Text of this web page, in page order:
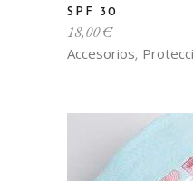
Accesorios,
SPF 30
18,00€